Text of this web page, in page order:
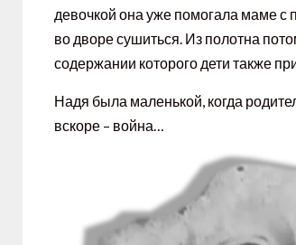
девочкой она уже помогала маме с
во дворе сушиться. Из полотна
содержании которого дети также
Надя была маленькой, когда
вскоре – война…